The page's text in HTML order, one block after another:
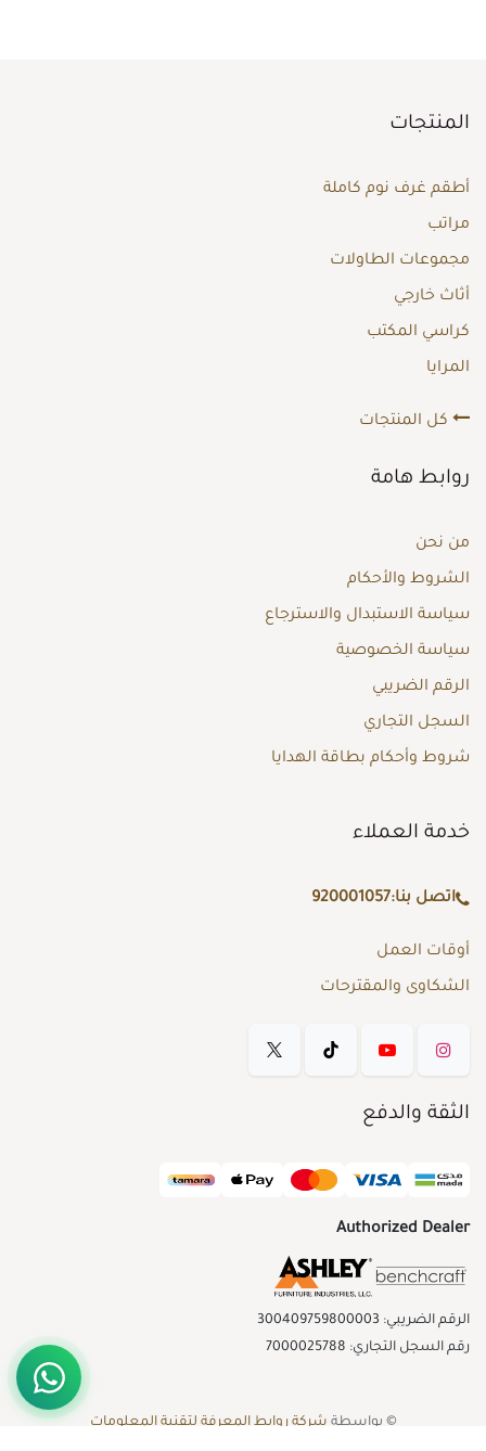
المنتجات
أطقم غرف نوم كاملة
مراتب
مجموعات الطاولات
أثاث خارجي
كراسي المكتب
المرايا
كل المنتجات
روابط هامة
من نحن
الشروط والأحكام
سياسة الاستبدال والاسترجاع
سياسة الخصوصية
الرقم الضريبي
السجل التجاري
شروط وأحكام بطاقة الهدايا
خدمة العملاء
اتصل بنا:920001057
أوقات العمل
الشكاوى والمقترحات
الثقة والدفع
Authorized Dealer
الرقم الضريبي: 300409759800003
رقم السجل التجاري: 7000025788
© بواسطة شركة روابط المعرفة لتقنية المعلومات